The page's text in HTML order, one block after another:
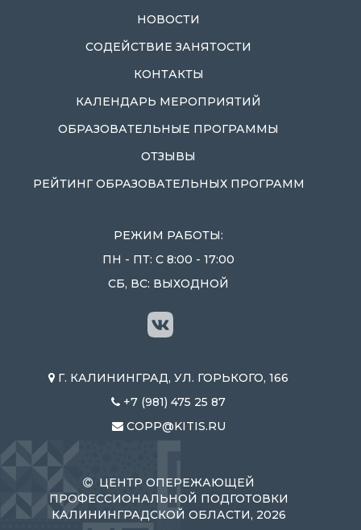
НОВОСТИ
СОДЕЙСТВИЕ ЗАНЯТОСТИ
КОНТАКТЫ
КАЛЕНДАРЬ МЕРОПРИЯТИЙ
ОБРАЗОВАТЕЛЬНЫЕ ПРОГРАММЫ
ОТЗЫВЫ
РЕЙТИНГ ОБРАЗОВАТЕЛЬНЫХ ПРОГРАММ
РЕЖИМ РАБОТЫ:
ПН - ПТ: С 8:00 - 17:00
СБ, ВС: ВЫХОДНОЙ
Г. КАЛИНИНГРАД, УЛ. ГОРЬКОГО, 166
+7 (981) 475 25 87
COPP@KITIS.RU
ЦЕНТР ОПЕРЕЖАЮЩЕЙ
ПРОФЕССИОНАЛЬНОЙ ПОДГОТОВКИ
КАЛИНИНГРАДСКОЙ ОБЛАСТИ, 2026